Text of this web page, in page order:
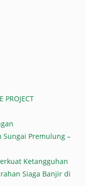
PROJECT
Sungai Premulung –
Ketangguhan
Siaga Banjir di